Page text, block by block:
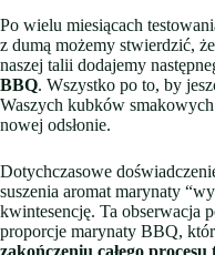
Po wielu miesiącach
z dumą możemy stwierdzić,
naszej talii dodajemy
BBQ. Wszystko po to, by
Waszych kubków
nowej odsłonie.
Dotychczasowe
suszenia aromat marynaty
kwintesencję. Ta obserwacja
proporcje marynaty BBQ,
zakończeniu całego